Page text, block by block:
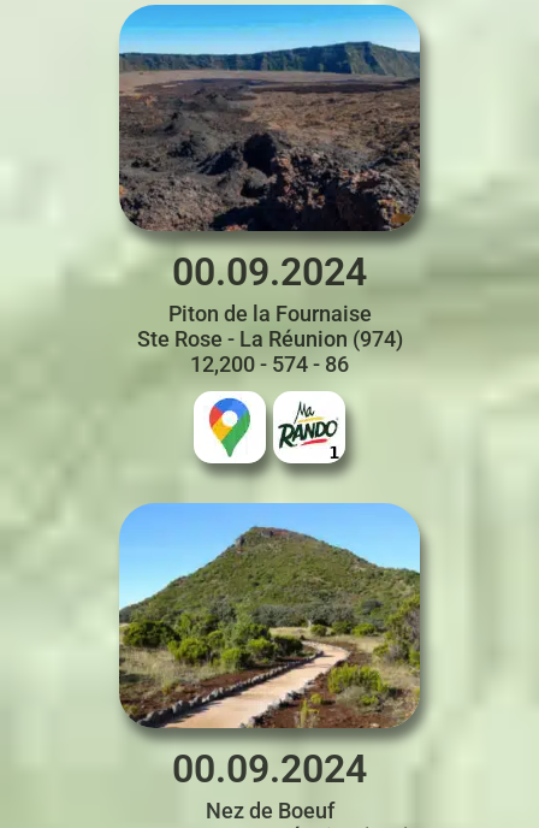
00.09.2024
Piton de la Fournaise
Ste Rose - La Réunion (974)
12,200 - 574 - 86
00.09.2024
Nez de Boeuf